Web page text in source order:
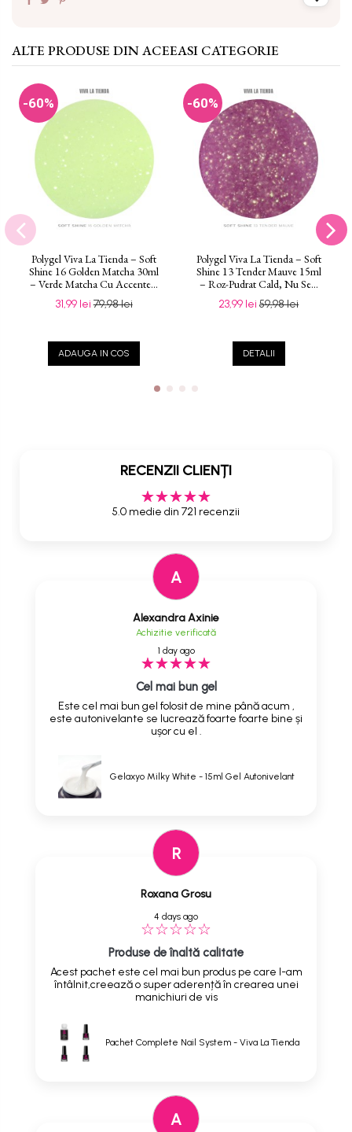
ALTE PRODUSE DIN ACEEASI CATEGORIE
-60%
Polygel Viva La Tienda – Soft
Shine 16 Golden Matcha 30ml
– Verde Matcha Cu Accente...
31,99 lei79,98 lei
ADAUGA IN COS
-60%
Polygel Viva La Tienda – Soft
Shine 13 Tender Mauve 15ml
– Roz-Pudrat Cald, Nu Se...
23,99 lei59,98 lei
DETALII
RECENZII CLIENȚI
5.0 medie din 721 recenzii
A
Alexandra Axinie
Achizitie verificată
1 day ago
Cel mai bun gel
Este cel mai bun gel folosit de mine până acum ,
este autonivelante se lucrează foarte foarte bine și
ușor cu el .
Gelaxyo Milky White - 15ml Gel Autonivelant
R
Roxana Grosu
4 days ago
Produse de înaltă calitate
Acest pachet este cel mai bun produs pe care l-am
întâlnit,creează o super aderență în crearea unei
manichiuri de vis
Pachet Complete Nail System - Viva La Tienda
A